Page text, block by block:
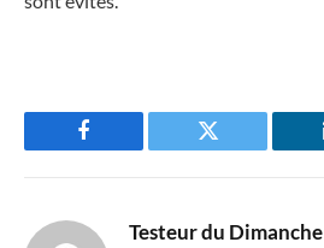
Facebook Twitter
Testeur du Dimanche